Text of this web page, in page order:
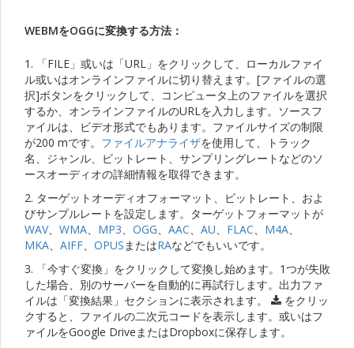
WEBMをOGGに変換する方法：
1. 「FILE」或いは「URL」をクリックして、ローカルファイ
ル或いはオンラインファイルに切り替えます。[ファイルの選
択]ボタンをクリックして、コンピュータ上のファイルを選択
するか、オンラインファイルのURLを入力します。ソースフ
ァイルは、ビデオ形式でもあります。ファイルサイズの制限
が200 mです。 ファイルアナライザを使用して、トラック
名、ジャンル、ビットレート、サンプリングレートなどのソ
ースオーディオの詳細情報を取得できます。
2. ターゲットオーディオフォーマット、ビットレート、およ
びサンプルレートを設定します。ターゲットフォーマットが
WAV、 WMA、 MP3、 OGG、 AAC、 AU、 FLAC、 M4A、
MKA、 AIFF、 OPUSまたはRAなどでもいいです。
3. 「今すぐ変換」をクリックして変換し始めます。1つが失敗
した場合、別のサーバーを自動的に再試行します。出力ファ
イルは「変換結果」セクションに表示されます。
をクリッ
クすると、ファイルの二次元コードを表示します。或いはフ
ァイルをGoogle DriveまたはDropboxに保存します。